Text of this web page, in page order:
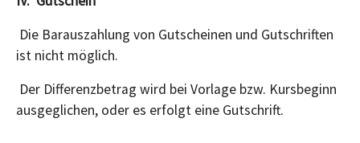
Die Barauszahlung von Gutscheinen und Gutschriften
ist nicht möglich.
Der Differenzbetrag wird bei Vorlage bzw. Kursbeginn
ausgeglichen, oder es erfolgt eine Gutschrift.